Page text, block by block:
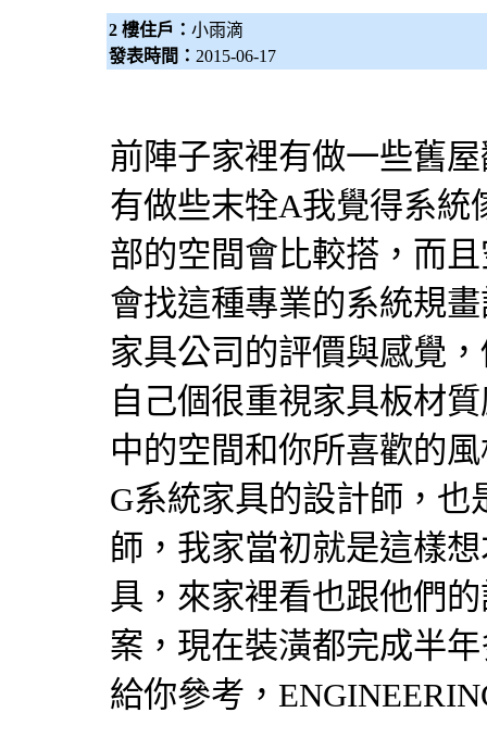
2 樓住戶： 小雨滴
發表時間： 2015-06-17
前陣子家裡有做一些舊
有做些末牷A我覺得系統
部的空間會比較搭，而
會找這種專業的系統規
家具公司的評價與感覺
自己個很重視家具板材
中的空間和你所喜歡的
G系統家具的設計師 ，
師 ，我家當初就是這樣
具 ，來家裡看也跟他們的
案，現在裝潢都完成半
給你參考，